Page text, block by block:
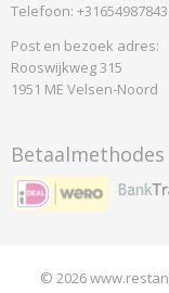
Telefoon: +31654987843
Post en bezoek adres:
Rooswijkweg 315
1951 ME Velsen-Noord
Betaalmethodes
© 2026